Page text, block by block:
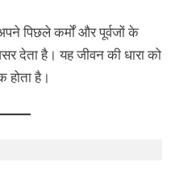
पिछले कर्मों और पूर्वजों के
देता है। यह जीवन की धारा को
है।